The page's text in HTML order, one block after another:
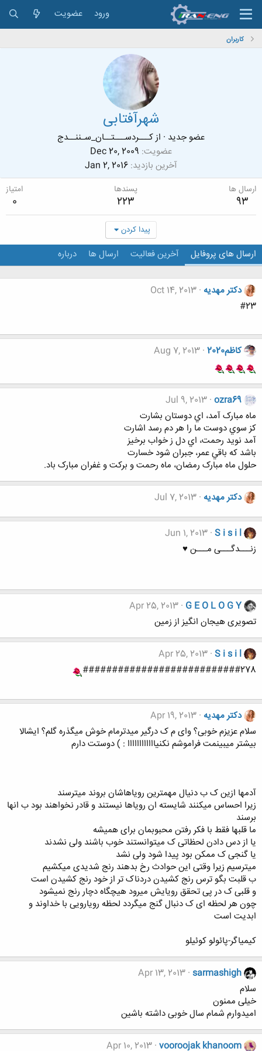
ورود عضویت
کاربران
شهرآفتابی
عضو جدید · ازکـــردســـتــان_سـننــدج
عضویت Dec 20, 2009
آخرین بازدید Jan 2, 2016
ارسال ها
93
پسندها
223
امتیاز
0
پیدا کردن
ارسال های پروفایل آخرین فعالیت ارسال ها درباره
دکتر مهدیه Oct 14, 2013
#23
کاظم2020 Aug 7, 2013
ozra69
Jul 9, 2013
ماه مبارک آمد، اي دوستان بشارت
کز سوي دوست ما را هر دم رسد اشارت
آمد نويد رحمت، اي دل ز خواب برخيز
باشد که باقي عمر، جبران شود خسارت
حلول ماه مبارک رمضان، ماه رحمت و برکت و غفران مبارک باد.
دکتر مهدیه Jul 7, 2013
S i s i l
Jun 1, 2013
زنـــدگـــی مـــن ♥
G E O L O G Y
Apr 25, 2013
تصویری هیجان انگیز از زمین
S i s i l
Apr 25, 2013
###########################278
دکتر مهدیه Apr 19, 2013
سلام عزیزم خوبی؟ وای م ک درگیر میدترمام خوش میگذره گلم؟ ایشالا
بیشتر میبینمت فراموشم نکنیاااااااااااا : ) دوستت دارم
آدمها ازین ک ب دنیال مهمترین رویاهاشان بروند میترسند
زیرا احساس میکنند شایسته ان رویاها نیستند و قادر نخواهند بود ب انها
برسند
ما قلبها فقط با فکر رفتن محبوبمان برای همیشه
یا از دس دادن لحظاتی ک میتوانستند خوب باشند ولی نشدند
یا گنجی ک ممکن بود پیدا شود ولی نشد
میترسیم زیرا وقتی این حوادث رخ بدهند رنج شدیدی میکشیم
ب قلبت بگو ترس رنج کشیدن دردناک تر از خود رنج کشیدن است
و قلبی ک در پی تحقق رویایش میرود هیچگاه دچار رنج نمیشود
چون هر لحظه ای ک دنبال گنج میگردد لحظه رویارویی با خداوند و
ابدیت است
کیمیاگر-پائولو کوئیلو
sarmashigh
Apr 13, 2013
سلام
خیلی ممنون
امیدوارم شمام سال خوبی داشته باشین
vooroojak khanoom
Apr 10, 2013